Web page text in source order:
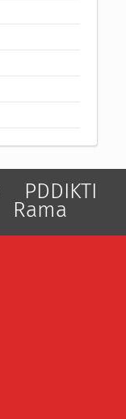
PDDIKTI
Rama